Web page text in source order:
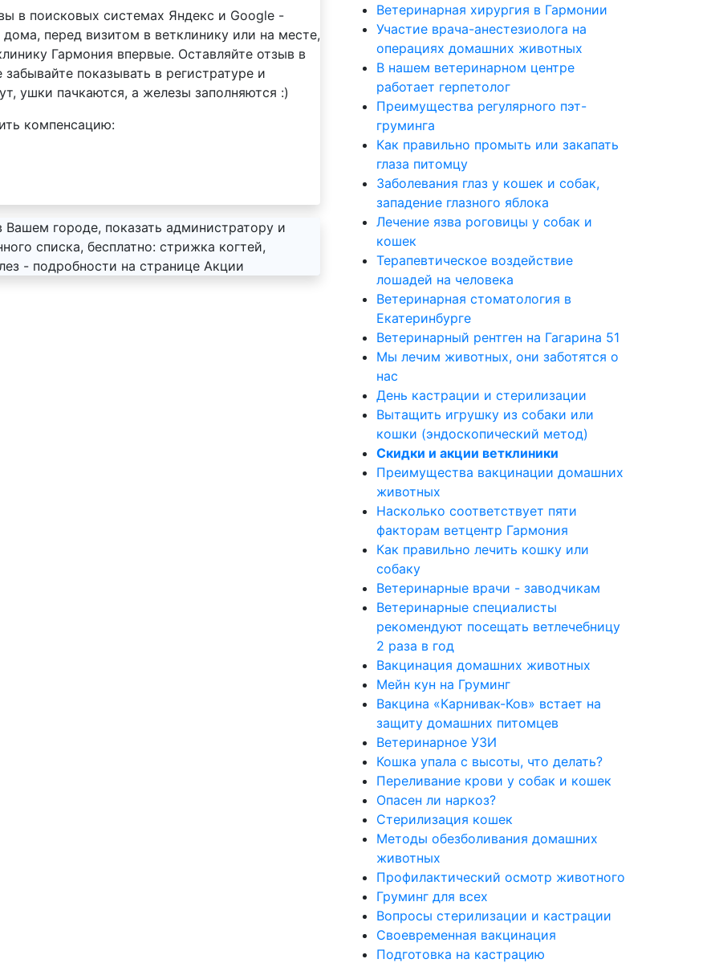
в поисковых системах Яндекс и Google -
перед визитом в ветклинику или на месте,
Гармония впервые. Оставляйте отзыв в
показывать в регистратуре и
ушки пачкаются, а железы заполняются :)
компенсацию:
городе, показать администратору и
списка, бесплатно: стрижка когтей,
- подробности на странице Акции
Ветеринарная хирургия в Гармонии
Участие врача-анестезиолога на
операциях домашних животных
В нашем ветеринарном центре
работает герпетолог
Преимущества регулярного пэт-
груминга
Как правильно промыть или закапать
глаза питомцу
Заболевания глаз у кошек и собак,
западение глазного яблока
Лечение язва роговицы у собак и
кошек
Терапевтическое воздействие
лошадей на человека
Ветеринарная стоматология в
Екатеринбурге
Ветеринарный рентген на Гагарина 51
Мы лечим животных, они заботятся о
нас
День кастрации и стерилизации
Вытащить игрушку из собаки или
кошки (эндоскопический метод)
Скидки и акции ветклиники
Преимущества вакцинации домашних
животных
Насколько соответствует пяти
факторам ветцентр Гармония
Как правильно лечить кошку или
собаку
Ветеринарные врачи - заводчикам
Ветеринарные специалисты
рекомендуют посещать ветлечебницу
2 раза в год
Вакцинация домашних животных
Мейн кун на Груминг
Вакцина «Карнивак-Ков» встает на
защиту домашних питомцев
Ветеринарное УЗИ
Кошка упала с высоты, что делать?
Переливание крови у собак и кошек
Опасен ли наркоз?
Стерилизация кошек
Методы обезболивания домашних
животных
Профилактический осмотр животного
Груминг для всех
Вопросы стерилизации и кастрации
Cвоевременная вакцинация
Подготовка на кастрацию